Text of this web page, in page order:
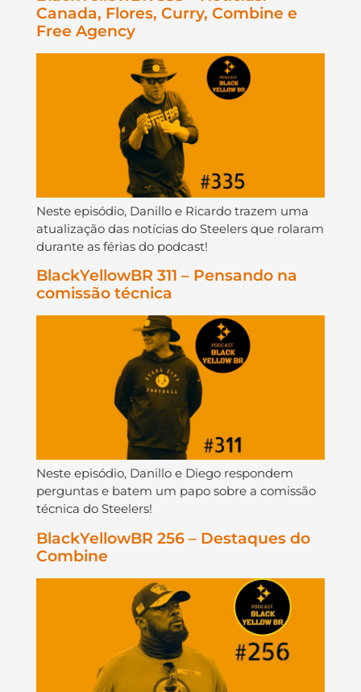
Canada, Flores, Curry, Combine e
Free Agency
Neste episódio, Danillo e Ricardo trazem uma
atualização das notícias do Steelers que rolaram
durante as férias do podcast!
BlackYellowBR 311 – Pensando na
comissão técnica
Neste episódio, Danillo e Diego respondem
perguntas e batem um papo sobre a comissão
técnica do Steelers!
BlackYellowBR 256 – Destaques do
Combine